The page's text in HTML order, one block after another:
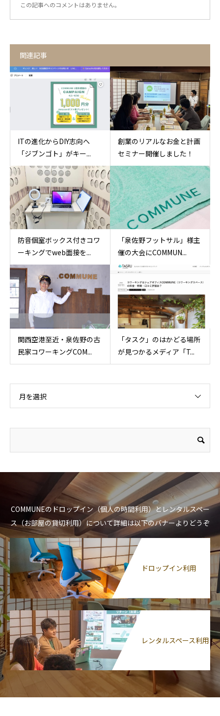
この記事へのコメントはありません。
関連記事
ITの進化からDIY志向へ
「ジブンゴト」がキー...
創業のリアルなお金と計画
セミナー開催しました！
防音個室ボックス付きコワ
ーキングでweb面接を...
「泉佐野フットサル」様主
催の大会にCOMMUN...
関西空港至近・泉佐野の古
民家コワーキングCOM...
「タスク」のはかどる場所
が見つかるメディア「T...
月を選択
COMMUNEのドロップイン（個人の時間利用）とレンタルスペー
ス（お部屋の貸切利用）について詳細は以下のバナーよりどうぞ
ドロップイン利用
レンタルスペース利用